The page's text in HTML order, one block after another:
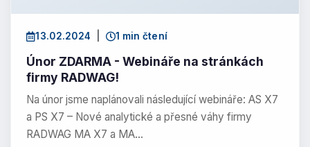
13.02.2024 1 min čtení
Únor ZDARMA - Webináře na stránkách
firmy RADWAG!
Na únor jsme naplánovali následující webináře: AS X7
a PS X7 – Nové analytické a přesné váhy firmy
RADWAG MA X7 a MA…